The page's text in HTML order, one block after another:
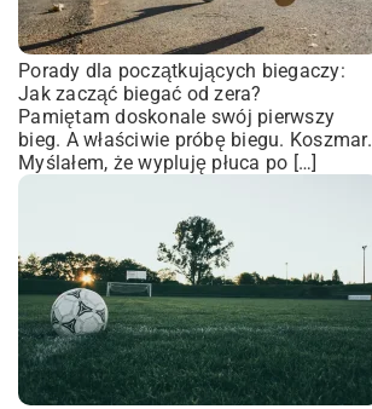
Porady dla początkujących biegaczy:
Jak zacząć biegać od zera?
Pamiętam doskonale swój pierwszy
bieg. A właściwie próbę biegu. Koszmar.
Myślałem, że wypluję płuca po […]